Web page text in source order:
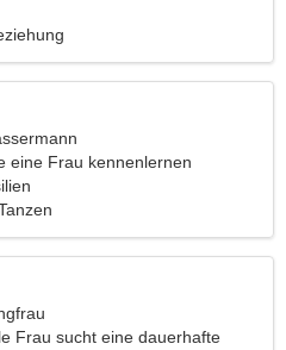
eine Frau kennenlernen
Frau sucht eine dauerhafte